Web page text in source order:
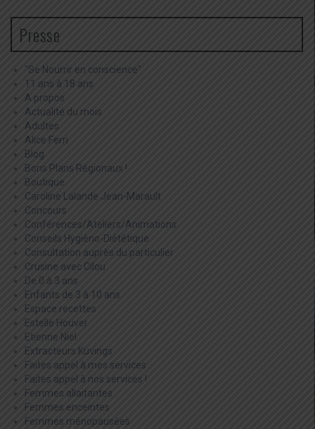
Presse
"Se Nourrir en conscience"
11 ans à 18 ans
A propos
Actualité du mois
Adultes
Alice Ferri
Blog
Bons Plans Régionaux !
Boutique
Caroline Lalande Jean-Marault
Concours
Conférences/Ateliers/Animations
Conseils Hygièno-Diététique
Consultation auprès du particulier
Crusine avec Cilou
De 0 à 3 ans
Enfants de 3 à 10 ans
Espace recettes
Estelle Houver
Etienne Niel
Extracteurs Kuvings
Faites appel à mes services
Faites appel à nos services !
Femmes allaitantes
Femmes enceintes
Femmes ménopausées